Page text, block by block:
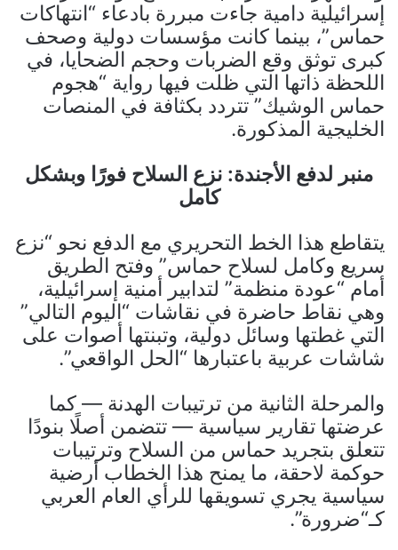
إسرائيلية دامية جاءت مبررة بادعاء “انتهاكات
حماس”، بينما كانت مؤسسات دولية وصحف
كبرى توثق وقع الضربات وحجم الضحايا، في
اللحظة ذاتها التي ظلت فيها رواية “هجوم
حماس الوشيك” تتردد بكثافة في المنصات
الخليجية المذكورة.
منبر لدفع الأجندة: نزع السلاح فورًا وبشكل
كامل
يتقاطع هذا الخط التحريري مع الدفع نحو “نزع
سريع وكامل لسلاح حماس” وفتح الطريق
أمام “عودة منظمة” لتدابير أمنية إسرائيلية،
وهي نقاط حاضرة في نقاشات “اليوم التالي”
التي غطتها وسائل دولية، وتبنتها أصوات على
شاشات عربية باعتبارها “الحل الواقعي”.
والمرحلة الثانية من ترتيبات الهدنة — كما
عرضتها تقارير سياسية — تتضمن أصلًا بنودًا
تتعلق بتجريد حماس من السلاح وترتيبات
حوكمة لاحقة، ما يمنح هذا الخطاب أرضية
سياسية يجري تسويقها للرأي العام العربي
كـ“ضرورة”.